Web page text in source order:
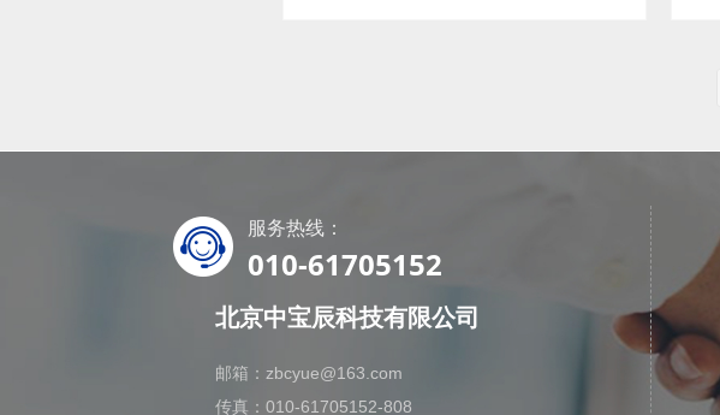
服务热线：
010-61705152
北京中宝辰科技有限公司
邮箱：zbcyue@163.com
传真：010-61705152-808